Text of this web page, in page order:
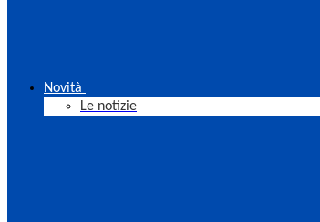
Novità
Le notizie